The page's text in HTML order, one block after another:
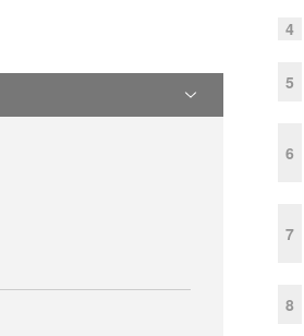
4
5
6
7
8